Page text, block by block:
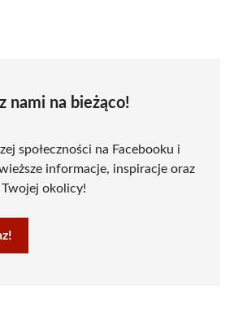
nami na bieżąco!
społeczności na Facebooku i
informacje, inspiracje oraz
okolicy!